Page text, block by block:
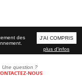
Une question ?
NOUS
des
J'AI COMPRIS
plus d'infos